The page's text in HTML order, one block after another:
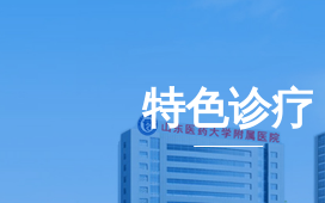
医院简介 医
重要新闻 其
健康科普
特色诊疗